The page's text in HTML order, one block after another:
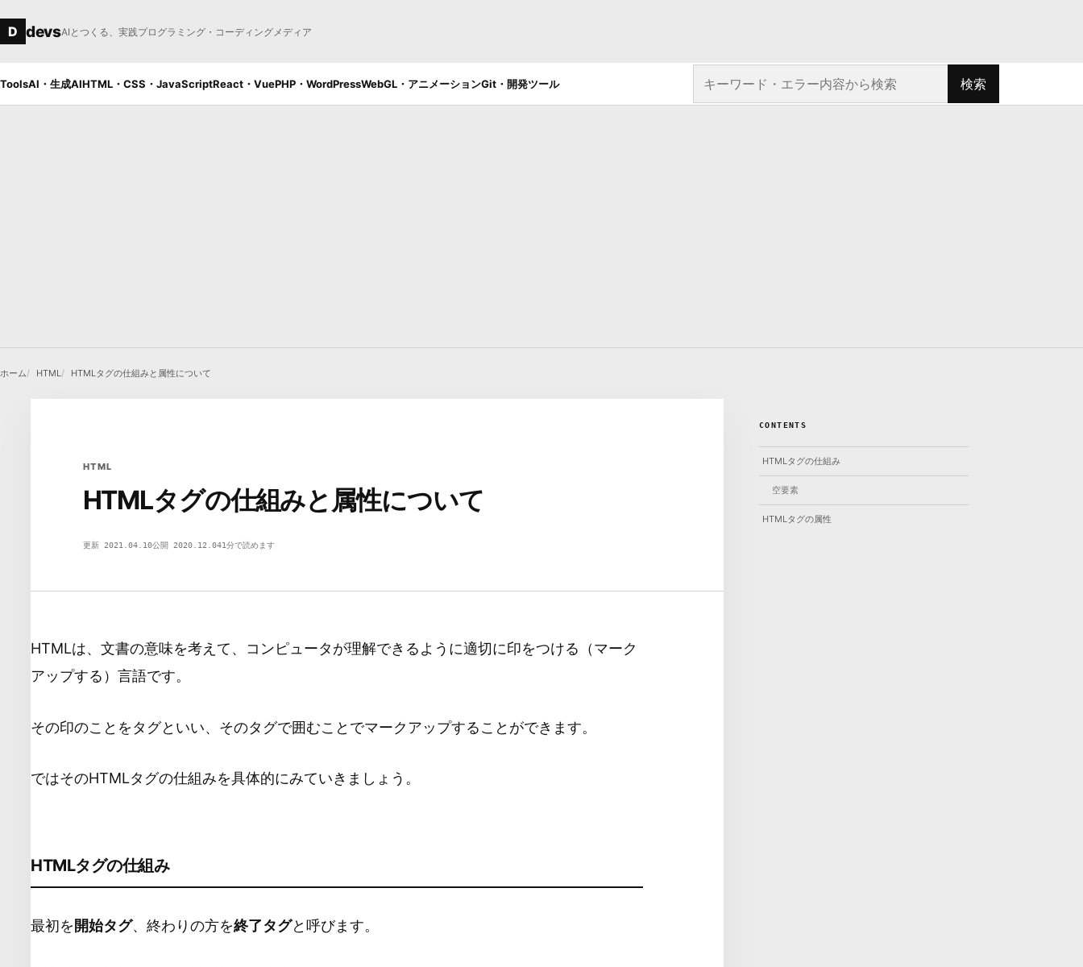
D devsAIとつくる、実践プログラミング・コーディングメディア
ToolsAI・生成AIHTML・CSS・JavaScriptReact・VuePHP・WordPressWebGL・アニメーションGit・開発ツール
サイト内を検索
検索
ホーム HTML HTMLタグの仕組みと属性について
HTML
HTMLタグの仕組みと属性について
更新 2021.04.10公開 2020.12.041分で読めます
<>
HTMLは、文書の意味を考えて、コンピュータが理解できるように適切に印をつける（マーク
アップする）言語です。
その印のことをタグといい、そのタグで囲むことでマークアップすることができます。
ではそのHTMLタグの仕組みを具体的にみていきましょう。
HTMLタグの仕組み
最初を 開始タグ、終わりの方を終了タグと呼びます。
CONTENTS
HTMLタグの仕組み
空要素
HTMLタグの属性